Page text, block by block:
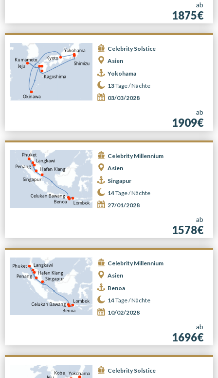
ab
1875€
Celebrity Solstice
Asien
Yokohama
13Tage /Nächte
03/03/2028
ab
1909€
Celebrity Millennium
Asien
Singapur
14Tage /Nächte
27/01/2028
ab
1578€
Celebrity Millennium
Asien
Benoa
14Tage /Nächte
10/02/2028
ab
1696€
Celebrity Solstice